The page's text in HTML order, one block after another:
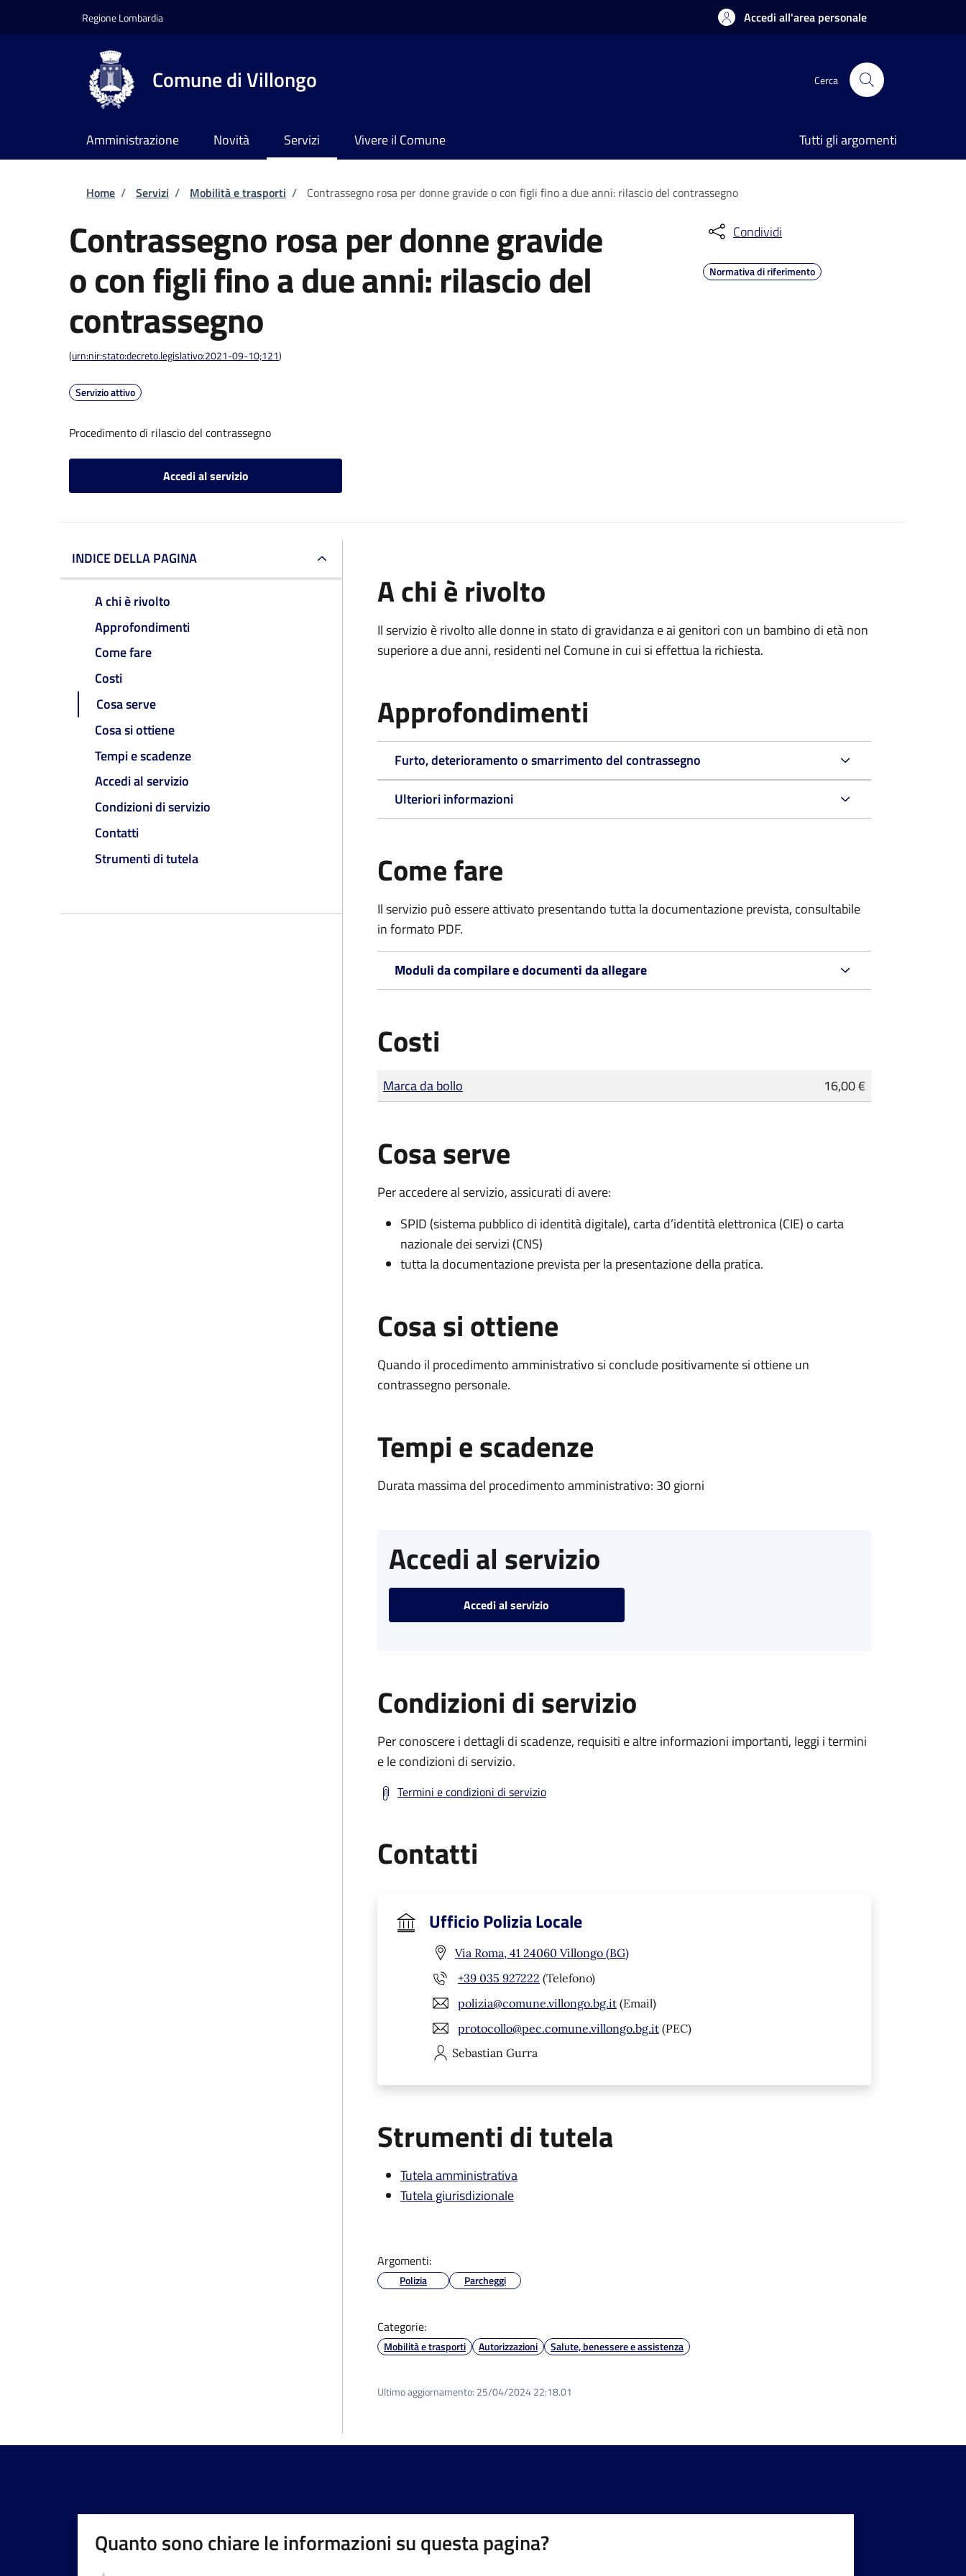
Regione Lombardia Accedi all'area personale
Comune di Villongo Cerca
Amministrazione Novità Servizi Vivere il Comune Tutti gli argomenti
Briciole di pane
Home / Servizi / Mobilità e trasporti / Contrassegno rosa per donne gravide o con figli fino a due anni: rilascio del contrassegno
Contrassegno rosa per donne gravide
o con figli fino a due anni: rilascio del
contrassegno
(urn:nir:stato:decreto.legislativo:2021-09-10;121)
Servizio attivo
Procedimento di rilascio del contrassegno
Accedi al servizio
Condividi
Normativa di riferimento
INDICE DELLA PAGINA
A chi è rivolto
Approfondimenti
Come fare
Costi
Cosa serve
Cosa si ottiene
Tempi e scadenze
Accedi al servizio
Condizioni di servizio
Contatti
Strumenti di tutela
A chi è rivolto
Il servizio è rivolto alle donne in stato di gravidanza e ai genitori con un bambino di età non
superiore a due anni, residenti nel Comune in cui si effettua la richiesta.
Approfondimenti
Furto, deterioramento o smarrimento del contrassegno
Ulteriori informazioni
Come fare
Il servizio può essere attivato presentando tutta la documentazione prevista, consultabile
in formato PDF.
Moduli da compilare e documenti da allegare
Costi
Tipo di pagamento
Importo
Marca da bollo 16,00 €
Cosa serve
Per accedere al servizio, assicurati di avere:
SPID (sistema pubblico di identità digitale), carta d’identità elettronica (CIE) o carta
nazionale dei servizi (CNS)
tutta la documentazione prevista per la presentazione della pratica.
Cosa si ottiene
Quando il procedimento amministrativo si conclude positivamente si ottiene un
contrassegno personale.
Tempi e scadenze
Durata massima del procedimento amministrativo: 30 giorni
Accedi al servizio
Accedi al servizio
Condizioni di servizio
Per conoscere i dettagli di scadenze, requisiti e altre informazioni importanti, leggi i termini
e le condizioni di servizio.
Termini e condizioni di servizio
Contatti
Ufficio Polizia Locale
Via Roma, 41 24060 Villongo (BG)
+39 035 927222 (Telefono)
polizia@comune.villongo.bg.it (Email)
protocollo@pec.comune.villongo.bg.it (PEC)
Sebastian Gurra
Strumenti di tutela
Tutela amministrativa
Tutela giurisdizionale
Argomenti:
Polizia Parcheggi
Categorie:
Mobilità e trasporti Autorizzazioni Salute, benessere e assistenza
Ultimo aggiornamento: 25/04/2024 22:18.01
Quanto sono chiare le informazioni su questa pagina?